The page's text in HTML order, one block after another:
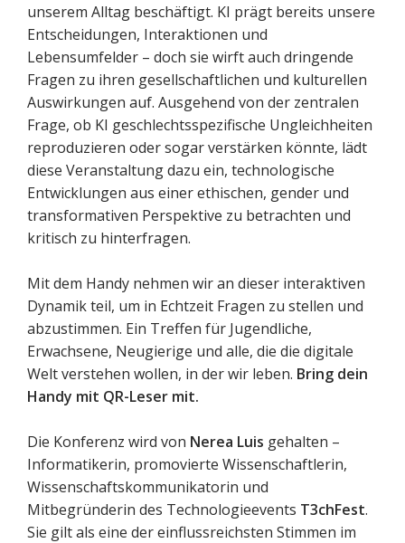
unserem Alltag beschäftigt. KI prägt bereits unsere
Entscheidungen, Interaktionen und
Lebensumfelder – doch sie wirft auch dringende
Fragen zu ihren gesellschaftlichen und kulturellen
Auswirkungen auf. Ausgehend von der zentralen
Frage, ob KI geschlechtsspezifische Ungleichheiten
reproduzieren oder sogar verstärken könnte, lädt
diese Veranstaltung dazu ein, technologische
Entwicklungen aus einer ethischen, gender und
transformativen Perspektive zu betrachten und
kritisch zu hinterfragen.
Mit dem Handy nehmen wir an dieser interaktiven
Dynamik teil, um in Echtzeit Fragen zu stellen und
abzustimmen. Ein Treffen für Jugendliche,
Erwachsene, Neugierige und alle, die die digitale
Welt verstehen wollen, in der wir leben. Bring dein
Handy mit QR-Leser mit.
Die Konferenz wird von Nerea Luis gehalten –
Informatikerin, promovierte Wissenschaftlerin,
Wissenschaftskommunikatorin und
Mitbegründerin des Technologieevents T3chFest.
Sie gilt als eine der einflussreichsten Stimmen im